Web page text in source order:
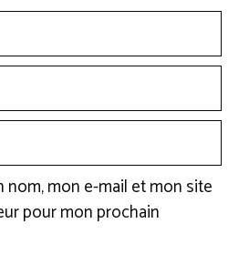
nom, mon e-mail et mon site
pour mon prochain